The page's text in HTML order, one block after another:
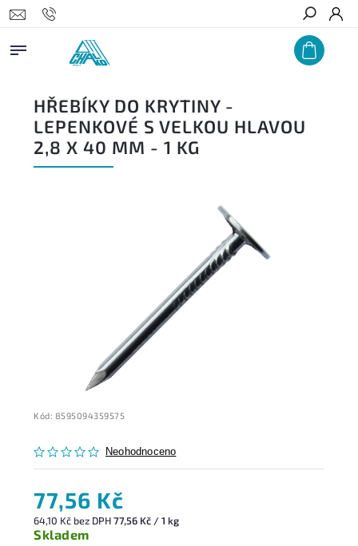
Hledat
HŘEBÍKY DO KRYTINY -
LEPENKOVÉ S VELKOU HLAVOU
2,8 X 40 MM - 1 KG
Kód: 8595094359575
Neohodnoceno
77,56 Kč
64,10 Kč bez DPH77,56 Kč / 1 kg
Skladem